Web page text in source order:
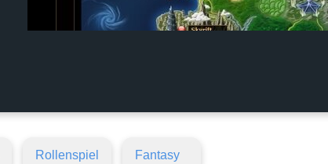
Rollenspiel Fantasy